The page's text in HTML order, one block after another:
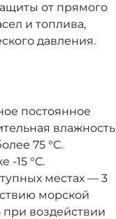
от прямого
и топлива,
давления.
постоянное
влажность
75 °C.
-15 °C.
местах — 3
морской
при воздействии